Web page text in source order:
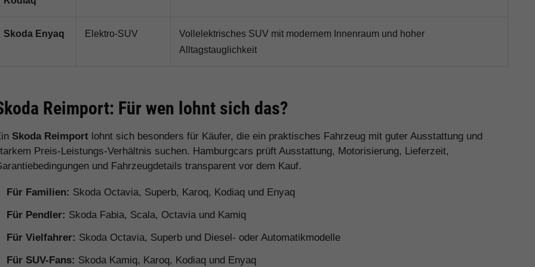
Skoda Enyaq Elektro-SUV
Vollelektrisches SUV mit modernem Innenraum und hoher
Alltagstauglichkeit
Reimport: Für wen lohnt sich das?
Skoda Reimport lohnt sich besonders für Käufer, die ein praktisches Fahrzeug mit guter Ausstattung und
Preis-Leistungs-Verhältnis suchen. Hamburgcars prüft Ausstattung, Motorisierung, Lieferzeit,
und Fahrzeugdetails transparent vor dem Kauf.
Für Familien: Skoda Octavia, Superb, Karoq, Kodiaq und Enyaq
Für Pendler: Skoda Fabia, Scala, Octavia und Kamiq
Für Vielfahrer: Skoda Octavia, Superb und Diesel- oder Automatikmodelle
Für SUV-Fans: Skoda Kamiq, Karoq, Kodiaq und Enyaq